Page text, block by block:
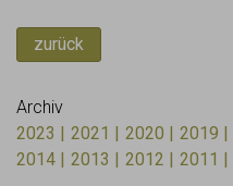
zurück
Archiv
2023
2021 2020 2019
2014
2013 2012 2011